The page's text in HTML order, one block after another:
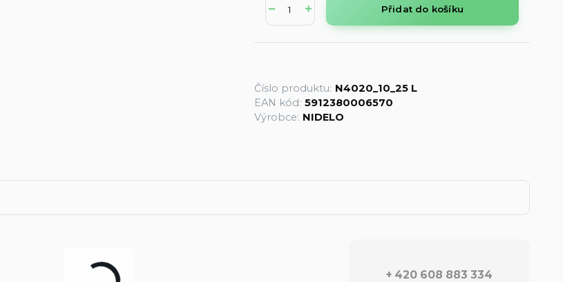
Přidat do košíku
Číslo produktu: N4020_10_25 L
EAN kód: 5912380006570
Výrobce: NIDELO
+ 420 608 883 334